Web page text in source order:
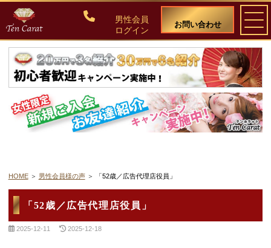
男性会員
ログイン
お問い合わせ
ご入会について
料金・入会案内
会員比率『１：１０』にこだわる理由
教養ある女性の募集に注力しています
50代・60代のための後悔しない選び方
女性会員の紹介
HOME 男性会員様の声 「52歳／広告代理店役員」
「52歳／広告代理店役員」
2025-12-11 2025-12-18